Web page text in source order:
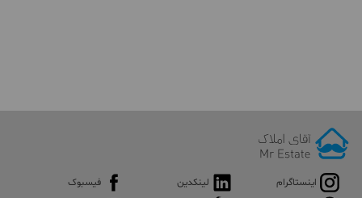
اینستاگرام لینکدین
فیسبوک